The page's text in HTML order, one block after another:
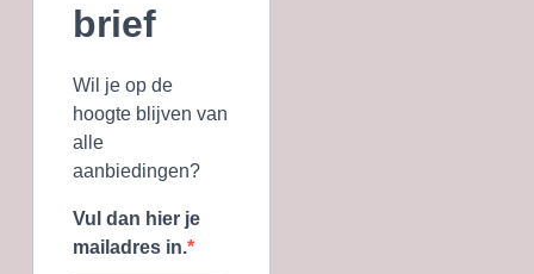
brief
Wil je op de
hoogte blijven van
alle
aanbiedingen?
Vul dan hier je
mailadres in.